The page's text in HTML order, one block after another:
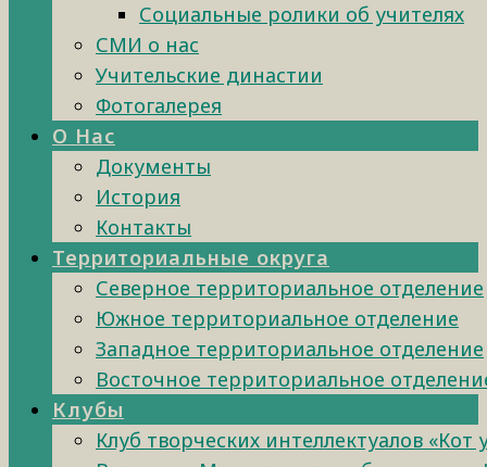
Социальные ролики об учителях
СМИ о нас
Учительские династии
Фотогалерея
О Нас
Документы
История
Контакты
Территориальные округа
Северное территориальное отделение
Южное территориальное отделение
Западное территориальное отделение
Восточное территориальное
Клубы
Клуб творческих интеллектуалов «Кот